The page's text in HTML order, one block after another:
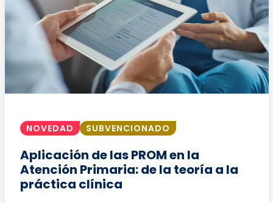
NOVEDAD SUBVENCIONADO
Aplicación de las PROM en la
Atención Primaria: de la teoría a la
práctica clínica